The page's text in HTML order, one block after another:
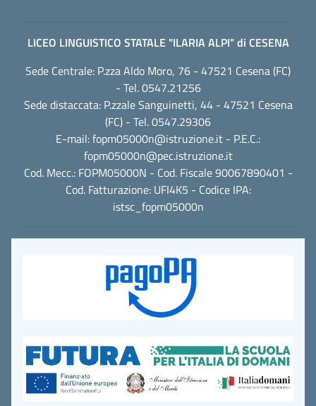
LICEO LINGUISTICO STATALE "ILARIA ALPI" di CESENA
Sede Centrale: P.zza Aldo Moro, 76 - 47521 Cesena (FC)
- Tel. 0547.21256
Sede distaccata: P.zzale Sanguinetti, 44 - 47521 Cesena
(FC) - Tel. 0547.29306
E-mail:fopm05000n@istruzione.it - P.E.C.:
fopm05000n@pec.istruzione.it
Cod. Mecc.: FOPM05000N - Cod. Fiscale 90067890401 -
Cod. Fatturazione: UFI4K5 - Codice IPA:
istsc_fopm05000n